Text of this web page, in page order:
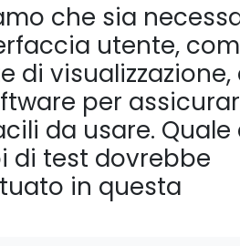
che sia
utente,
di visualizzazione,
per
da usare. Quale
di test dovrebbe
in questa